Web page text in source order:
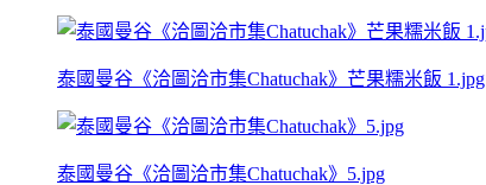
泰國曼谷《洽圖洽市集Chatuchak》芒果糯米飯 1.jpg
泰國曼谷《洽圖洽市集Chatuchak》5.jpg